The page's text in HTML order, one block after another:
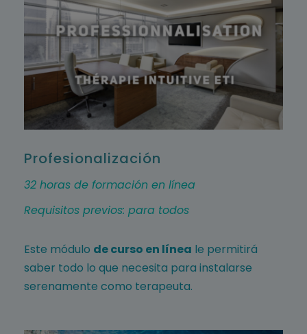
Profesionalización
32 horas de formación en línea
Requisitos previos: para todos
Este módulo de curso en línea le permitirá
saber todo lo que necesita para instalarse
serenamente como terapeuta.